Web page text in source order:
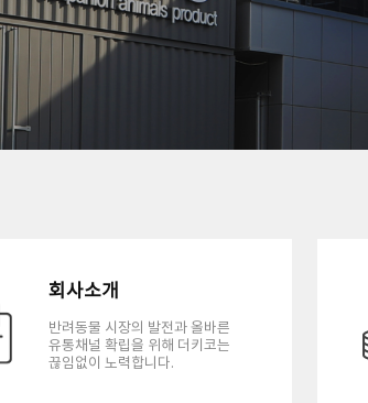
회사소개
반려동물 시장의 발전과 올바른
유통채널 확립을 위해 더키코는
끊임없이 노력합니다.